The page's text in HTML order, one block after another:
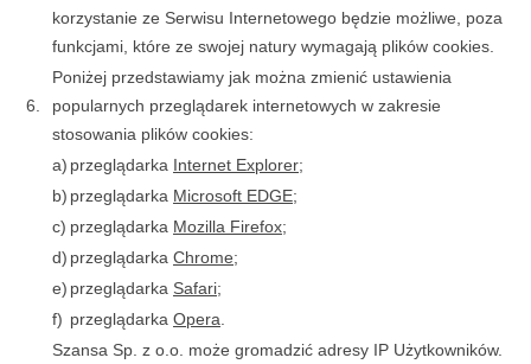
korzystanie ze Serwisu Internetowego będzie możliwe, poza
funkcjami, które ze swojej natury wymagają plików cookies.
6.
Poniżej przedstawiamy jak można zmienić ustawienia
popularnych przeglądarek internetowych w zakresie
stosowania plików cookies:
a) przeglądarka Internet Explorer;
b) przeglądarka Microsoft EDGE;
c) przeglądarka Mozilla Firefox;
d) przeglądarka Chrome;
e) przeglądarka Safari;
f) przeglądarka Opera
Szansa Sp. z o.o. może gromadzić adresy IP Użytkowników.